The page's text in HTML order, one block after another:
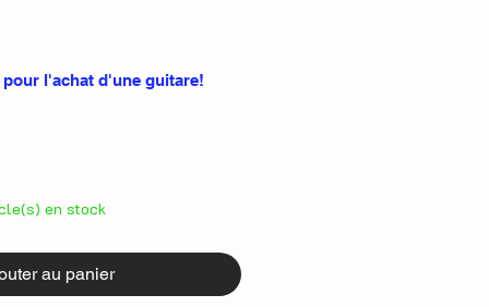
l'achat d'une guitare!
en stock
au panier